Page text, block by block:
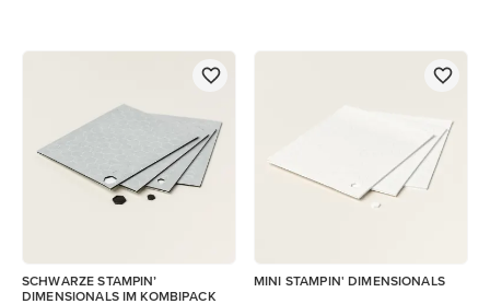
SCHWARZE STAMPIN’
DIMENSIONALS IM KOMBIPACK
MINI STAMPIN' DIMENSIONALS